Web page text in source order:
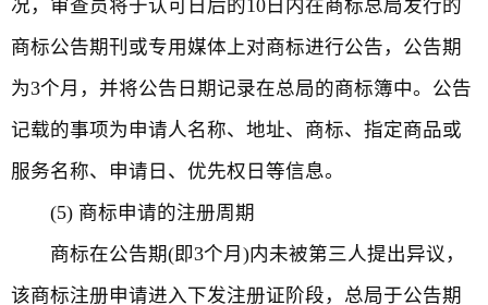
况，审查员将于认可日后的10日内在商标总局发行的
商标公告期刊或专用媒体上对商标进行公告，公告期
为3个月，并将公告日期记录在总局的商标簿中。公告
记载的事项为申请人名称、地址、商标、指定商品或
服务名称、申请日、优先权日等信息。
(5) 商标申请的注册周期
商标在公告期(即3个月)内未被第三人提出异议，
该商标注册申请进入下发注册证阶段，总局于公告期